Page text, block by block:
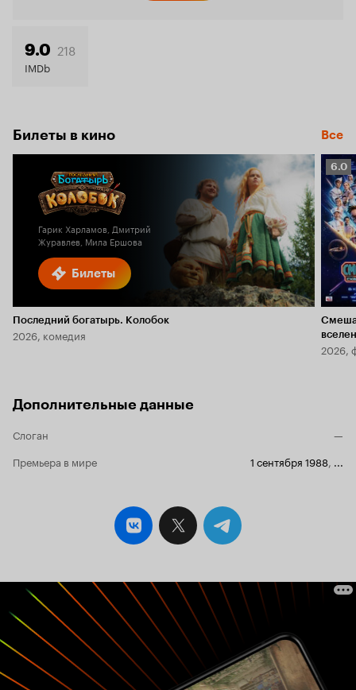
9.0 218
IMDb
Билеты в кино Все
Билеты
Гарик Харламов, Дмитрий
Журавлев, Мила Ершова
Последний богатырь. Колобок
2026, комедия
6.0
6.0
2026,
Дополнительные данные
Слоган
—
Премьера в мире
1 сентября 1988, ...